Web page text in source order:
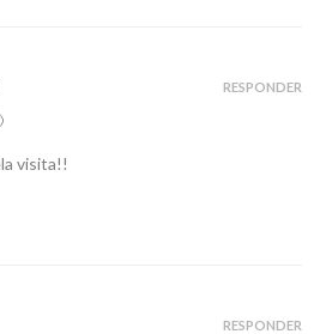
visita!!
RESPONDER
RESPONDER